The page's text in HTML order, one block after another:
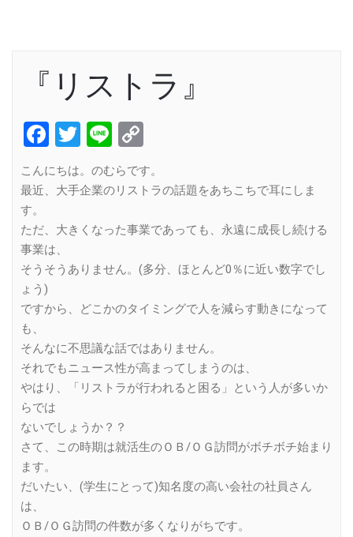
『リストラ』
Facebook
Twitter
Line
Link
こんにちは。のむらです。
最近、大手企業のリストラの話題をあちこちで耳にしま
す。
ただ、大きくなった事業であっても、永遠に成長し続ける
事業は、
そうそうありません。(多分、ほとんど0％に近い数字でし
ょう)
ですから、どこかのタイミングで人を減らす動きになって
も、
そんなに不思議な話ではありません。
それでもニュース性が高まってしまうのは、
やはり、「リストラが行われると困る」という人が多いか
らでは
ないでしょうか？？
さて、この時期は就活生のＯＢ/ＯＧ訪問がボチボチ始まり
ます。
だいたい、(学生にとって)知名度の高い会社の社員さん
は、
ＯＢ/ＯＧ訪問の件数が多くなりがちです。